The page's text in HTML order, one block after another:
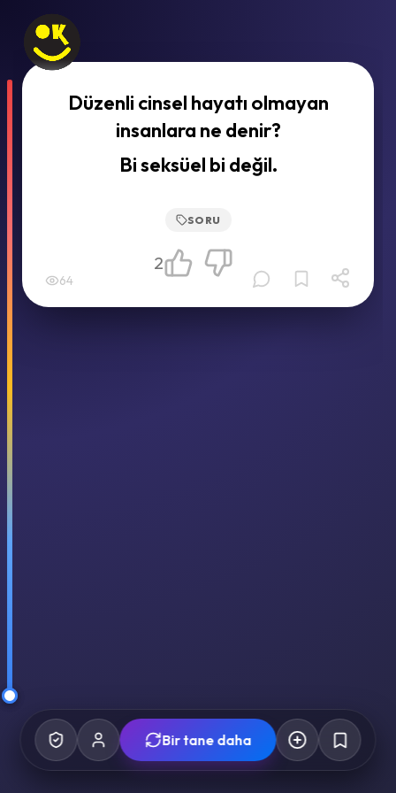
Düzenli cinsel hayatı olmayan
insanlara ne denir?
Bi seksüel bi değil.
SORU
64
2
Bir tane daha